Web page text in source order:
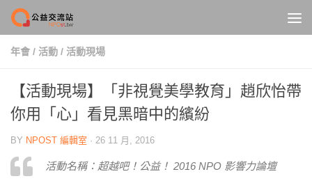
Skip to content
年會 / 活動 / 活動現場
【活動現場】「非視覺美學教育」趙欣怡帶
你用「心」看見黑暗中的繽紛
BY NPOST 編輯室 · 26 11 月, 2016
活動名稱：超越吧！公益！ 2016 NPO 影響力論壇